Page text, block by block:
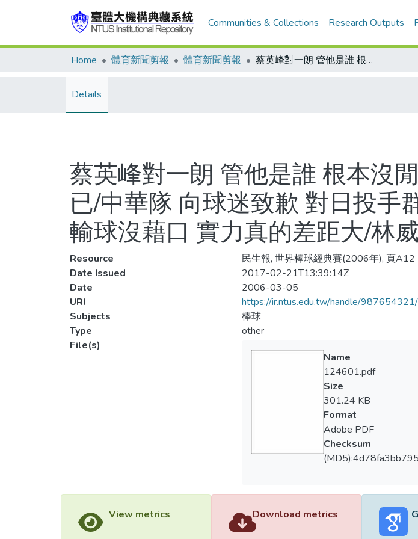
Communities & Collections Research Outputs
Home 體育新聞剪報 體育新聞剪報 蔡英峰對一朗 管他是誰 根本沒閒功夫想太多 按捕手配球投球而已/中華隊 向球迷致歉 對日投手群崩盤 難堪提前七局敗 教頭：輸球沒藉口 實力真的差距大/林威助 扛的動四棒重任
Details
蔡英峰對一朗 管他是誰 根本沒
已/中華隊 向球迷致歉 對日投手
輸球沒藉口 實力真的差距大/林
Resource
民生報, 世界棒球經典賽(2006年), 頁A12
Date Issued
2017-02-21T13:39:14Z
Date
2006-03-05
URI
https://ir.ntus.edu.tw/handle/
Subjects
棒球
Type
other
File(s)
Name
124601.pdf
Size
301.24 KB
Format
Adobe PDF
Checksum
View metrics Download metrics